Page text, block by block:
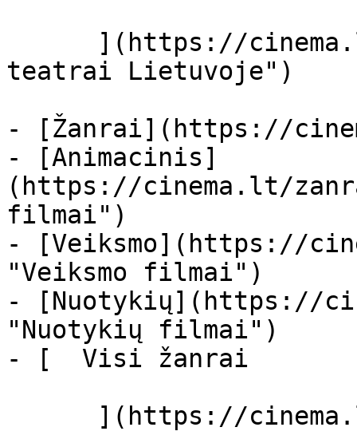
teatrai Lietuvoje")
- [Žanrai](https://
- [Animacinis]
(https://cinema.lt/
filmai")
- [Veiksmo](https://
"Veiksmo filmai")
- [Nuotykių](https://
"Nuotykių filmai")
- [  Visi žanrai